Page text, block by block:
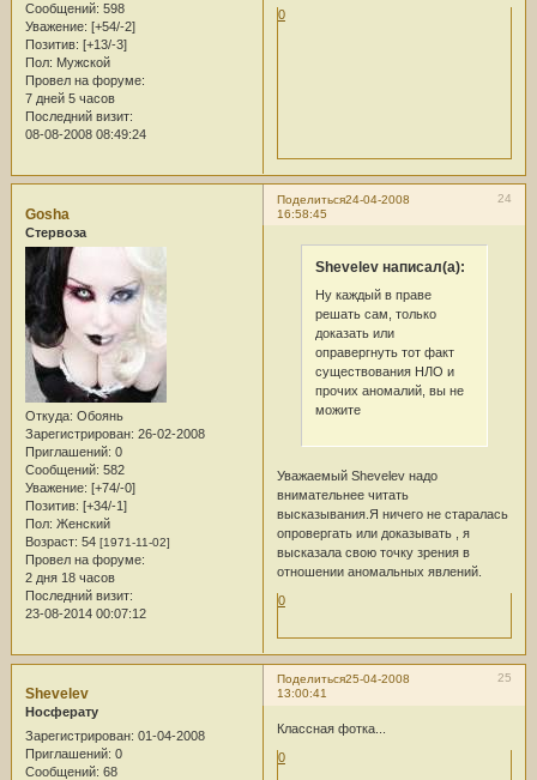
Сообщений: 598
Уважение: [+54/-2]
Позитив: [+13/-3]
Пол: Мужской
Провел на форуме:
7 дней 5 часов
Последний визит:
08-08-2008 08:49:24
0
Поделиться 24
24-04-2008
16:58:45
Gosha
Стервоза
Откуда: Обоянь
Зарегистрирован: 26-02-2008
Приглашений: 0
Сообщений: 582
Уважение: [+74/-0]
Позитив: [+34/-1]
Пол: Женский
Возраст: 54 [1971-11-02]
Провел на форуме:
2 дня 18 часов
Последний визит:
23-08-2014 00:07:12
Shevelev написал(а):
Ну каждый в праве
решать сам, только
доказать или
оправергнуть тот факт
существования НЛО и
прочих аномалий, вы не
можите
Уважаемый Shevelev надо
внимательнее читать
высказывания.Я ничего не старалась
опровергать или доказывать , я
высказала свою точку зрения в
отношении аномальных явлений.
0
Поделиться 25
25-04-2008
13:00:41
Shevelev
Носферату
Зарегистрирован: 01-04-2008
Приглашений: 0
Сообщений: 68
Классная фотка...
0